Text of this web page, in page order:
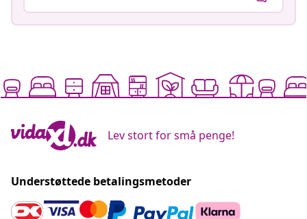
Lev stort for små penge!
Understøttede betalingsmetoder